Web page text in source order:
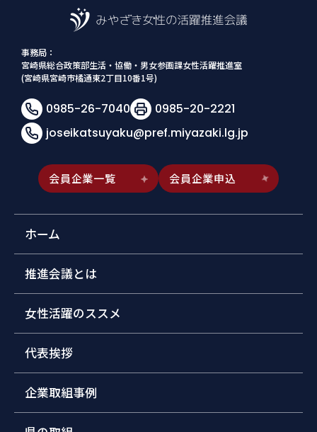
事務局：
宮崎県総合政策部生活・協働・男女参画課女性活躍推進室
(宮崎県宮崎市橘通東2丁目10番1号)
0985-26-7040
0985-20-2221
joseikatsuyaku@pref.miyazaki.lg.jp
会員企業一覧 会員企業申込
ホーム
推進会議とは
女性活躍のススメ
代表挨拶
企業取組事例